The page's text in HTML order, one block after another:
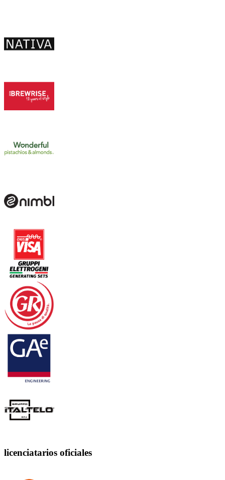
licenciatarios oficiales